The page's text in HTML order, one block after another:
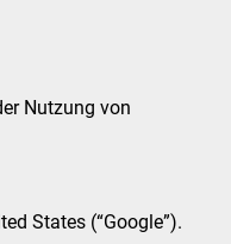
Nutzung von
States (“Google”).